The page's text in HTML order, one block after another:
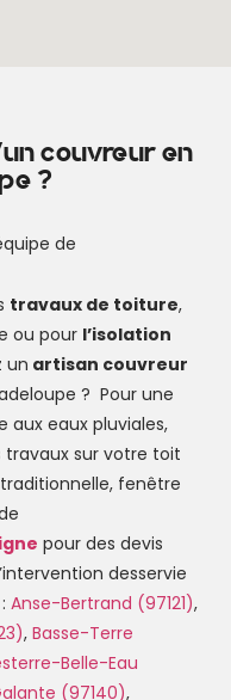
couvreur en
?
de
travaux de toiture,
ou pour l’isolation
un artisan couvreur
? Pour une
eaux pluviales,
sur votre toit
fenêtre
pour des devis
desservie
: Anse-Bertrand (97121),
, Basse-Terre
Belle-Eau
(97140),